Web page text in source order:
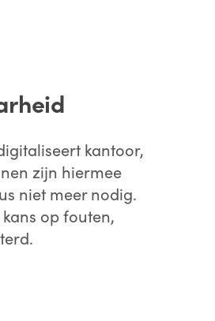
kantoor,
zijn hiermee
niet meer nodig.
op fouten,